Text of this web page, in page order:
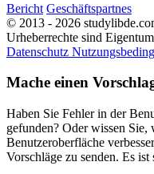
Bericht Geschäftspartnes
© 2013 - 2026
Urheberrechte sind
Datenschutz
Mache einen
Haben Sie Fehler in der
gefunden? Oder wissen
Benutzeroberfläche
Vorschläge zu senden. Es